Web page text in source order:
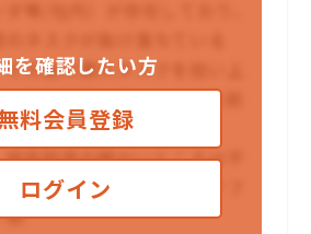
その抜け漏れタスクを拾い上
自ら推進していくような前
めりなPMを希望
技術知見の細かいところは不
要だが、基盤領域ではなくソフ
側
を確認したい方
料会員登録
ログイン